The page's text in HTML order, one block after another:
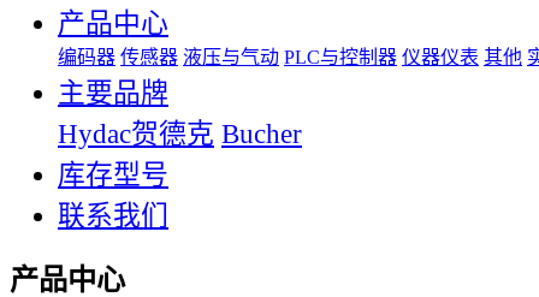
产品中心
编码器 传感器 液压与气动 PLC与控制器 仪器仪表 其他
主要品牌
Hydac贺德克 Bucher
库存型号
联系我们
产品中心